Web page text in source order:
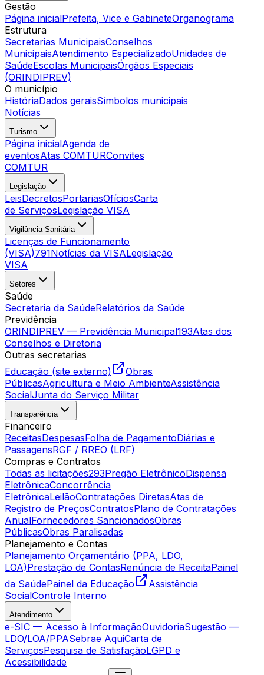
Gestão
Página inicialPrefeita, Vice e GabineteOrganograma
Estrutura
Secretarias MunicipaisConselhos
MunicipaisAtendimento EspecializadoUnidades de
SaúdeEscolas MunicipaisÓrgãos Especiais
(ORINDIPREV)
O município
HistóriaDados geraisSímbolos municipais
Notícias
Turismo
Página inicialAgenda de
eventosAtas COMTURConvites
COMTUR
Legislação
LeisDecretosPortariasOfíciosCarta
de ServiçosLegislação VISA
Vigilância Sanitária
Licenças de Funcionamento
(VISA)791Notícias da VISALegislação
VISA
Setores
Saúde
Secretaria da SaúdeRelatórios da Saúde
Previdência
ORINDIPREV — Previdência Municipal193Atas dos
Conselhos e Diretoria
Outras secretarias
Educação (site externo)
Obras
PúblicasAgricultura e Meio AmbienteAssistência
SocialJunta do Serviço Militar
Transparência
Financeiro
ReceitasDespesasFolha de PagamentoDiárias e
PassagensRGF / RREO (LRF)
Compras e Contratos
Todas as licitações293Pregão EletrônicoDispensa
EletrônicaConcorrência
EletrônicaLeilãoContratações DiretasAtas de
Registro de PreçosContratosPlano de Contratações
AnualFornecedores SancionadosObras
PúblicasObras Paralisadas
Planejamento e Contas
Planejamento Orçamentário (PPA, LDO,
LOA)Prestação de ContasRenúncia de ReceitaPainel
da SaúdePainel da Educação
Assistência
SocialControle Interno
Atendimento
e-SIC — Acesso à InformaçãoOuvidoriaSugestão —
LDO/LOA/PPASebrae AquiCarta de
ServiçosPesquisa de SatisfaçãoLGPD e
Acessibilidade